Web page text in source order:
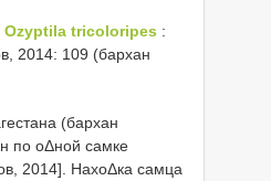
Ozyptila tricoloripes :
2014: 109 (бархан
(бархан
по оΔной самке
2014]. НахоΔка самца